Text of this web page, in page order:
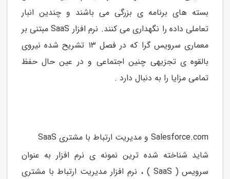
بسته های برنامه ی بزرگی می باشند و چندین انبار
تعاملی داده را نگهداری می کنند. نرم افزار SaaS مبتنی بر
معماری سرویس گرا که در فصل ۱۳ تشریح شده نیروی
بالقوه ی تجزیهی چنین اجتماعی و در عین حال حفظ
تمامی مزایا را به دنبال دارد .
Salesforce.com و مدیریت ارتباط با مشتری SaaS
شاید شناخته شده ترین نمونه ی نرم افزار به عنوان
سرویس ( SaaS ) ، نرم افزار مدیریت ارتباط با مشتری